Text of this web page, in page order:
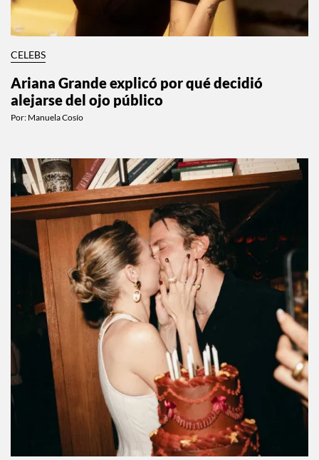
CELEBS
Ariana Grande explicó por qué decidió
alejarse del ojo público
Por: Manuela Cosío